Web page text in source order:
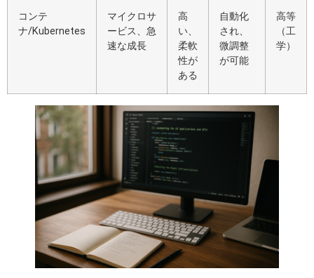
コンテ
ナ/Kubernetes
マイクロサ
ービス、急
速な成長
高
い、
柔軟
性が
ある
自動化
され、
微調整
が可能
高等
（工
学）